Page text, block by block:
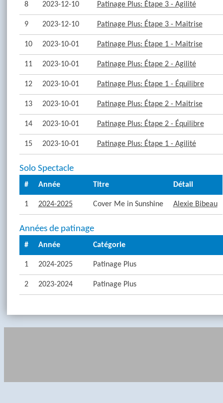
8 2023-12-10 Patinage Plus: Étape 3 - Agilité
9 2023-12-10 Patinage Plus: Étape 3 - Maitrise
10 2023-10-01 Patinage Plus: Étape 1 - Maitrise
11 2023-10-01 Patinage Plus: Étape 2 - Agilité
12 2023-10-01 Patinage Plus: Étape 1 - Équilibre
13 2023-10-01 Patinage Plus: Étape 2 - Maitrise
14 2023-10-01 Patinage Plus: Étape 2 - Équilibre
15 2023-10-01 Patinage Plus: Étape 1 - Agilité
Solo Spectacle
# Année Titre Détail
1 2024-2025 Cover Me in Sunshine Alexie Bibeau
Années de patinage
# Année Catégorie
1 2024-2025 Patinage Plus
2 2023-2024 Patinage Plus